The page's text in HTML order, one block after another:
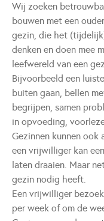
Wij zoeken
bouwen met een
gezin, die het
denken en doen mee
leefwereld van een
Bijvoorbeeld een
buiten gaan, bellen
begrijpen, samen
in opvoeding,
Gezinnen kunnen
een vrijwilliger kan
laten draaien. Maar
gezin nodig heeft.
Een vrijwilliger
per week of om de